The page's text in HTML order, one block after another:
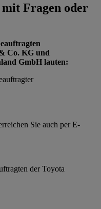
mit Fragen oder
Co. KG und
GmbH lauten:
Sie auch per E-
der Toyota